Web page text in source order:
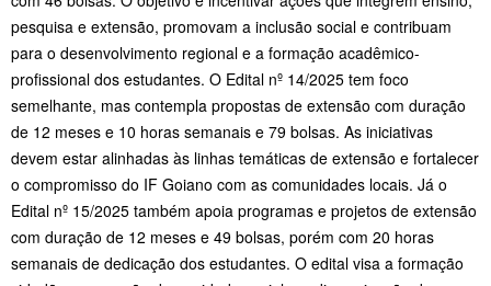
pesquisa e extensão, promovam a inclusão social e contribuam
para o desenvolvimento regional e a formação acadêmico-
profissional dos estudantes​. O Edital nº 14/2025 tem foco
semelhante, mas contempla propostas de extensão com duração
de 12 meses e 10 horas semanais e 79 bolsas. As iniciativas
devem estar alinhadas às linhas temáticas de extensão e fortalecer
o compromisso do IF Goiano com as comunidades locais​. Já o
Edital nº 15/2025 também apoia programas e projetos de extensão
com duração de 12 meses e 49 bolsas, porém com 20 horas
semanais de dedicação dos estudantes. O edital visa a formação